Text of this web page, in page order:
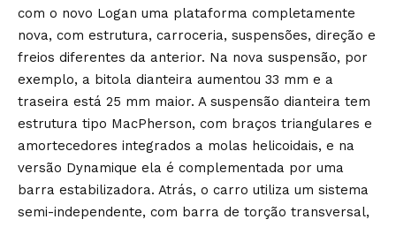
com o novo Logan uma plataforma completamente
nova, com estrutura, carroceria, suspensões, direção e
freios diferentes da anterior. Na nova suspensão, por
exemplo, a bitola dianteira aumentou 33 mm e a
traseira está 25 mm maior. A suspensão dianteira tem
estrutura tipo MacPherson, com braços triangulares e
amortecedores integrados a molas helicoidais, e na
versão Dynamique ela é complementada por uma
barra estabilizadora. Atrás, o carro utiliza um sistema
semi-independente, com barra de torção transversal,